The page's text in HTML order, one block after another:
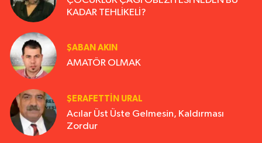
KADAR TEHLİKELİ?
ŞABAN AKIN
AMATÖR OLMAK
ŞERAFETTIN URAL
Acılar Üst Üste Gelmesin, Kaldırması
Zordur